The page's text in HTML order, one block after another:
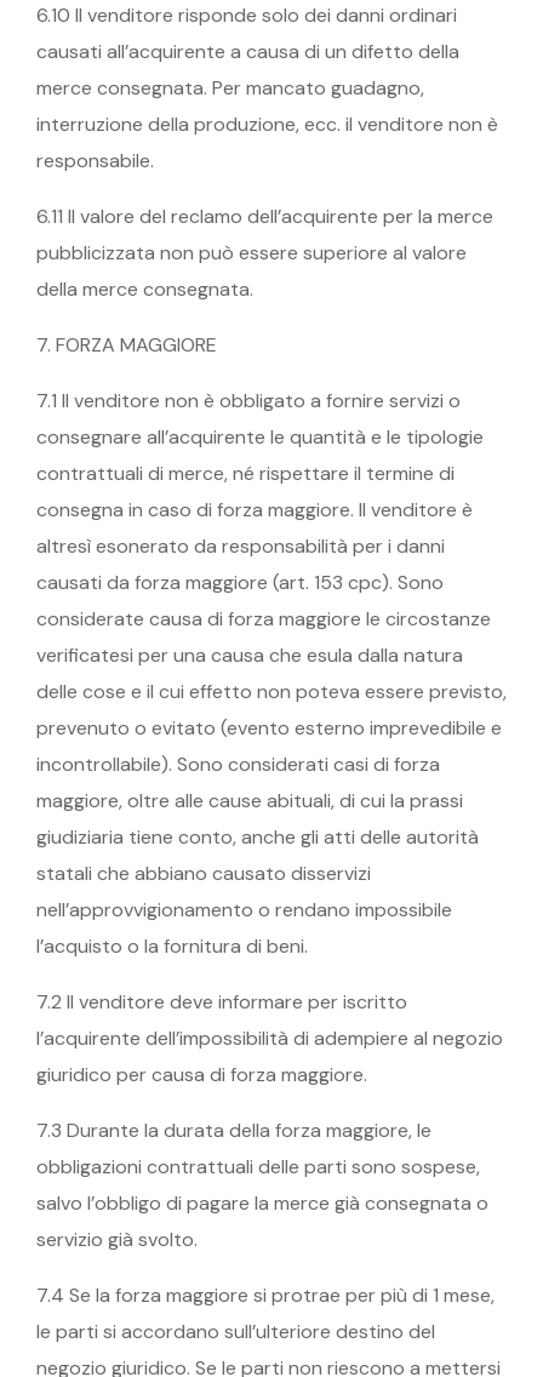
6.10 Il venditore risponde solo dei danni ordinari
causati all’acquirente a causa di un difetto della
merce consegnata. Per mancato guadagno,
interruzione della produzione, ecc. il venditore non è
responsabile.
6.11 Il valore del reclamo dell’acquirente per la merce
pubblicizzata non può essere superiore al valore
della merce consegnata.
7. FORZA MAGGIORE
7.1 Il venditore non è obbligato a fornire servizi o
consegnare all’acquirente le quantità e le tipologie
contrattuali di merce, né rispettare il termine di
consegna in caso di forza maggiore. Il venditore è
altresì esonerato da responsabilità per i danni
causati da forza maggiore (art. 153 cpc). Sono
considerate causa di forza maggiore le circostanze
verificatesi per una causa che esula dalla natura
delle cose e il cui effetto non poteva essere previsto,
prevenuto o evitato (evento esterno imprevedibile e
incontrollabile). Sono considerati casi di forza
maggiore, oltre alle cause abituali, di cui la prassi
giudiziaria tiene conto, anche gli atti delle autorità
statali che abbiano causato disservizi
nell’approvvigionamento o rendano impossibile
l’acquisto o la fornitura di beni.
7.2 Il venditore deve informare per iscritto
l’acquirente dell’impossibilità di adempiere al negozio
giuridico per causa di forza maggiore.
7.3 Durante la durata della forza maggiore, le
obbligazioni contrattuali delle parti sono sospese,
salvo l’obbligo di pagare la merce già consegnata o
servizio già svolto.
7.4 Se la forza maggiore si protrae per più di 1 mese,
le parti si accordano sull’ulteriore destino del
negozio giuridico. Se le parti non riescono a mettersi